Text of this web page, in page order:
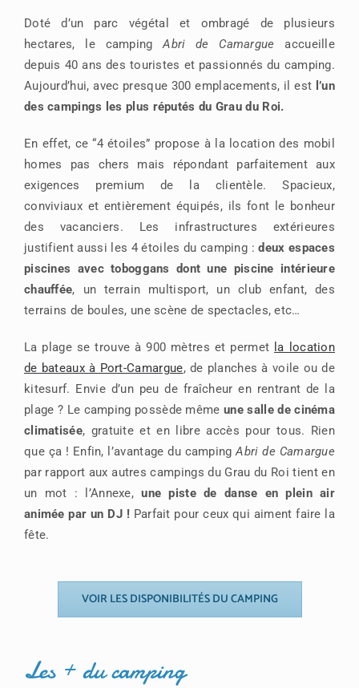
Doté d’un parc végétal et ombragé de plusieurs
hectares, le campingAbri de Camargue accueille
depuis 40 ans des touristes et passionnés du camping.
Aujourd’hui, avec presque 300 emplacements, il est l’un
des campings les plus réputés du Grau du Roi.
En effet, ce “4 étoiles” propose à la location des mobil
homes pas chers mais répondant parfaitement aux
exigences premium de la clientèle. Spacieux,
conviviaux et entièrement équipés, ils font le bonheur
des vacanciers. Les infrastructures extérieures
justifient aussi les 4 étoiles du camping :deux espaces
piscines avec toboggans dont une piscine intérieure
chauffée, un terrain multisport, un club enfant, des
terrains de boules, une scène de spectacles, etc…
La plage se trouve à 900 mètres et permet la location
de bateaux à Port-Camargue, de planches à voile ou de
kitesurf. Envie d’un peu de fraîcheur en rentrant de la
plage ? Le camping possède mêmeune salle de cinéma
climatisée, gratuite et en libre accès pour tous. Rien
que ça ! Enfin, l’avantage du campingAbri de Camargue
par rapport aux autres campings du Grau du Roi tient en
un mot : l’Annexe,une piste de danse en plein air
animée par un DJ !Parfait pour ceux qui aiment faire la
fête.
VOIR LES DISPONIBILITÉS DU CAMPING
Les + du camping